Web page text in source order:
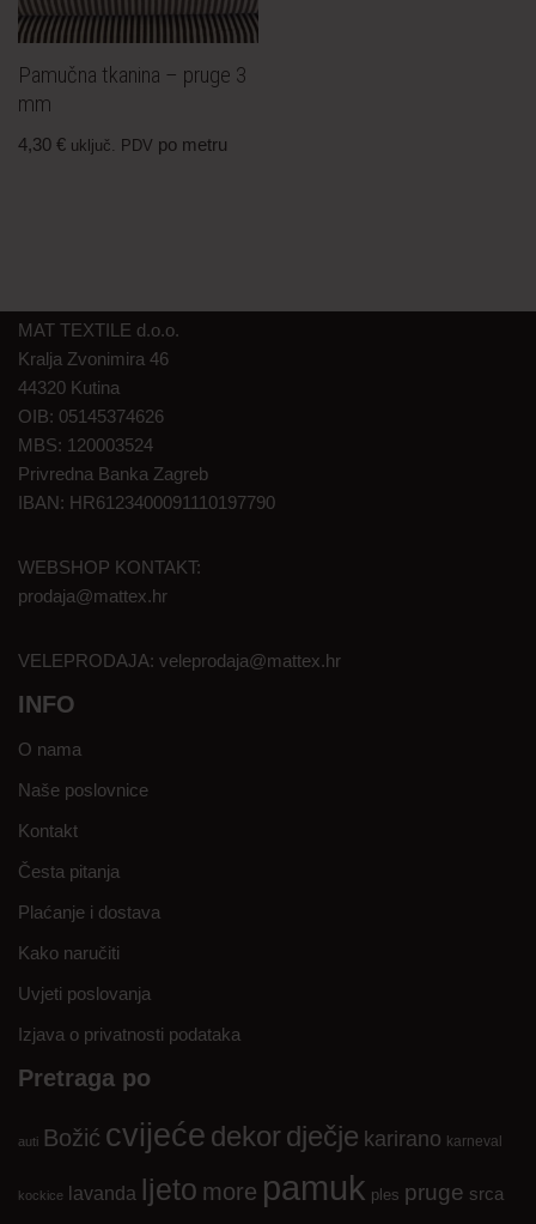
Pamučna tkanina – pruge 3
mm
4,30 € uključ. PDV po metru
MAT TEXTILE d.o.o.
Kralja Zvonimira 46
44320 Kutina
OIB: 05145374626
MBS: 120003524
Privredna Banka Zagreb
IBAN: HR6123400091110197790
WEBSHOP KONTAKT:
prodaja@mattex.hr
VELEPRODAJA: veleprodaja@mattex.hr
INFO
O nama
Naše poslovnice
Kontakt
Česta pitanja
Plaćanje i dostava
Kako naručiti
Uvjeti poslovanja
Izjava o privatnosti podataka
Pretraga po
auti Božić cvijeće dekordječje karirano karneval
kockice lavanda ljeto more pamuk ples pruge srca